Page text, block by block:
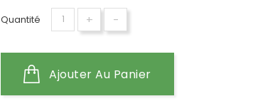
Quantité + -
Ajouter Au Panier